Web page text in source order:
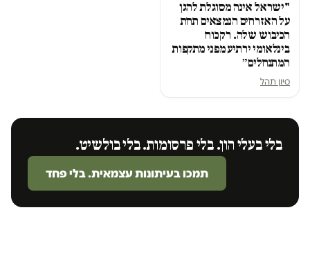
"ישראל אינה מסוגלת להגן
על האזרחים הנמצאים תחת
הכיבוש שלה. רק כוח
בינלאומי ירתיע מפני מתקפות
המתנחלים״
סיון תהל
בלי בעלי הון. בלי פרסומות. בלי בולשיט.
תמכו בעיתונות עצמאית. בלי פחד